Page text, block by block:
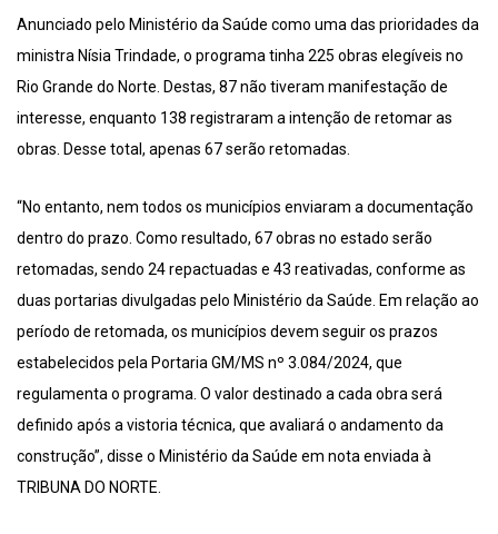
Anunciado pelo Ministério da Saúde como uma das prioridades da
ministra Nísia Trindade, o programa tinha 225 obras elegíveis no
Rio Grande do Norte. Destas, 87 não tiveram manifestação de
interesse, enquanto 138 registraram a intenção de retomar as
obras. Desse total, apenas 67 serão retomadas.
“No entanto, nem todos os municípios enviaram a documentação
dentro do prazo. Como resultado, 67 obras no estado serão
retomadas, sendo 24 repactuadas e 43 reativadas, conforme as
duas portarias divulgadas pelo Ministério da Saúde. Em relação ao
período de retomada, os municípios devem seguir os prazos
estabelecidos pela Portaria GM/MS nº 3.084/2024, que
regulamenta o programa. O valor destinado a cada obra será
definido após a vistoria técnica, que avaliará o andamento da
construção”, disse o Ministério da Saúde em nota enviada à
TRIBUNA DO NORTE.